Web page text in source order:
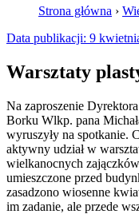
Strona główna ›
Data publikacji: 9
Warsztaty
Na zaproszenie
Borku Wlkp. pana
wyruszyły na spotkanie.
aktywny udział w
wielkanocnych
umieszczone przed
zasadzono wiosenne
im zadanie, ale przede